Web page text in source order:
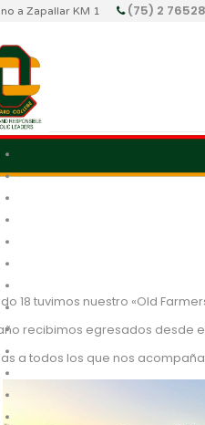
a Zapallar KM 1 (75) 2
18 tuvimos nuestro «Old
recibimos egresados desde
a todos los que nos